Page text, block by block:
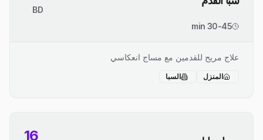
BD
30-45 min
علاج مريح للقدمين مع مساج انعكاسي
المنزل السبا
16